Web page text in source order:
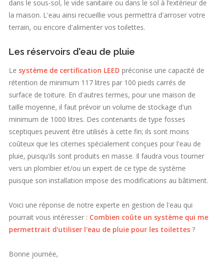
dans le sous-sol, le vide sanitaire ou dans le sol à l’extérieur de
la maison. L'eau ainsi recueillie vous permettra d'arroser votre
terrain, ou encore d'alimenter vos toilettes.
Les réservoirs d'eau de pluie
Le système de certification LEED préconise une capacité de
rétention de minimum 117 litres par 100 pieds carrés de
surface de toiture. En d'autres termes, pour une maison de
taille moyenne, il faut prévoir un volume de stockage d'un
minimum de 1000 litres. Des contenants de type fosses
sceptiques peuvent être utilisés à cette fin; ils sont moins
coûteux que les citernes spécialement conçues pour l'eau de
pluie, puisqu'ils sont produits en masse. Il faudra vous tourner
vers un plombier et/ou un expert de ce type de système
puisque son installation impose des modifications au bâtiment.
Voici une réponse de notre experte en gestion de l'eau qui
pourrait vous intéresser : Combien coûte un système qui me
permettrait d'utiliser l'eau de pluie pour les toilettes ?
Bonne journée,